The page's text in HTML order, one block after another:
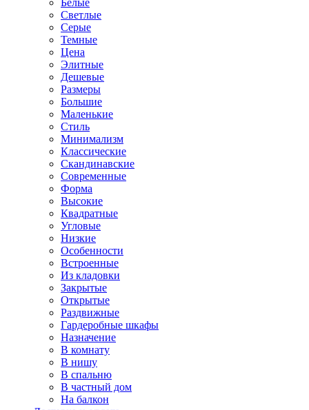
Белые
Светлые
Серые
Темные
Цена
Элитные
Дешевые
Размеры
Большие
Маленькие
Стиль
Минимализм
Классические
Скандинавские
Современные
Форма
Высокие
Квадратные
Угловые
Низкие
Особенности
Встроенные
Из кладовки
Закрытые
Открытые
Раздвижные
Гардеробные шкафы
Назначение
В комнату
В нишу
В спальню
В частный дом
На балкон